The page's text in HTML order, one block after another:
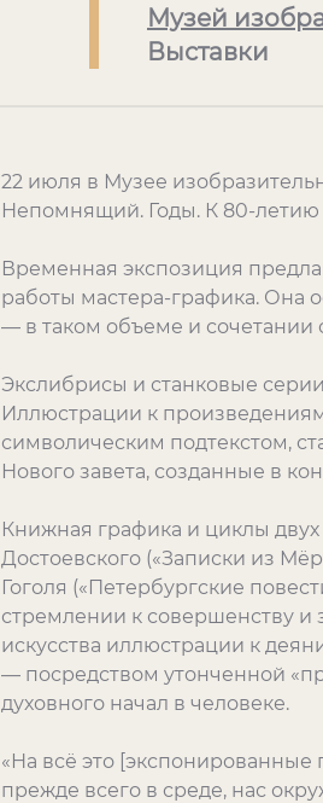
Музей
Выставки
22 июля в Музее
Непомнящий. Годы. К 80-летию
Временная экспозиция
работы мастера-графика. Она
— в таком объеме и
Экслибрисы и станковые
Иллюстрации к
символическим подтекстом,
Нового завета, созданные в
Книжная графика и циклы
Достоевского («Записки из
Гоголя («Петербургские
стремлении к совершенству и
искусства иллюстрации к
— посредством утонченной
духовного начал в человеке.
«На всё это
прежде всего в среде, нас